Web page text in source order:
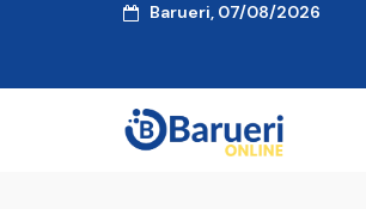
Barueri, 07/08/2026